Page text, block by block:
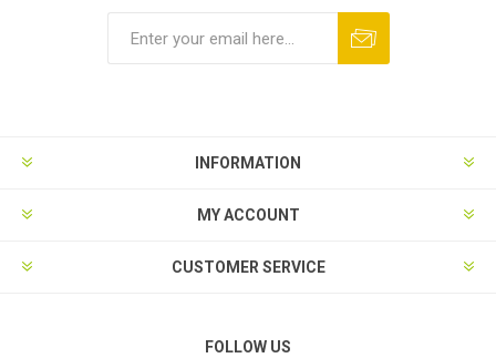
INFORMATION
MY ACCOUNT
CUSTOMER SERVICE
FOLLOW US